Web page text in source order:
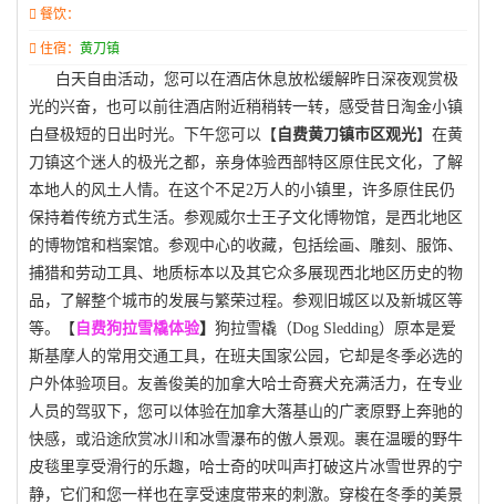
餐饮：
住宿： 黄刀镇
白天自由活动，您可以在酒店休息放松缓解昨日深夜观赏极
光的兴奋，也可以前往酒店附近稍稍转一转，感受昔日淘金小镇
白昼极短的日出时光。 下午您可以【自费黄刀镇市区观光】在黄
刀镇这个迷人的极光之都，亲身体验西部特区原住民文化，了解
本地人的风土人情。在这个不足2万人的小镇里，许多原住民仍
保持着传统方式生活。参观威尔士王子文化博物馆，是西北地区
的博物馆和档案馆。参观中心的收藏，包括绘画、雕刻、服饰、
捕猎和劳动工具、地质标本以及其它众多展现西北地区历史的物
品，了解整个城市的发展与繁荣过程。参观旧城区以及新城区等
等。【自费狗拉雪橇体验】 狗拉雪橇（Dog Sledding）原本是爱
斯基摩人的常用交通工具，在班夫国家公园，它却是冬季必选的
户外体验项目。友善俊美的加拿大哈士奇赛犬充满活力，在专业
人员的驾驭下，您可以体验在加拿大落基山的广袤原野上奔驰的
快感，或沿途欣赏冰川和冰雪瀑布的傲人景观。裹在温暖的野牛
皮毯里享受滑行的乐趣，哈士奇的吠叫声打破这片冰雪世界的宁
静，它们和您一样也在享受速度带来的刺激。穿梭在冬季的美景